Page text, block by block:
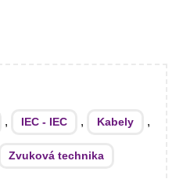
, IEC - IEC , Kabely ,
Zvuková technika